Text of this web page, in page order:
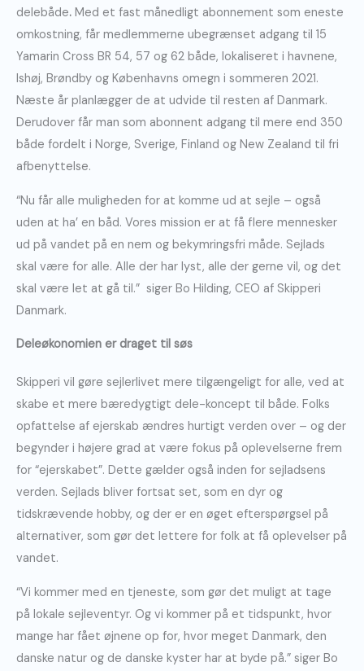
delebåde. Med et fast månedligt abonnement som eneste
omkostning, får medlemmerne ubegrænset adgang til 15
Yamarin Cross BR 54, 57 og 62 både, lokaliseret i havnene,
Ishøj, Brøndby og Københavns omegn i sommeren 2021.
Næste år planlægger de at udvide til resten af Danmark.
Derudover får man som abonnent adgang til mere end 350
både fordelt i Norge, Sverige, Finland og New Zealand til fri
afbenyttelse.
“Nu får alle muligheden for at komme ud at sejle – også
uden at ha’ en båd. Vores mission er at få flere mennesker
ud på vandet på en nem og bekymringsfri måde. Sejlads
skal være for alle. Alle der har lyst, alle der gerne vil, og det
skal være let at gå til.” siger Bo Hilding, CEO af Skipperi
Danmark.
Deleøkonomien er draget til søs
Skipperi vil gøre sejlerlivet mere tilgængeligt for alle, ved at
skabe et mere bæredygtigt dele-koncept til både. Folks
opfattelse af ejerskab ændres hurtigt verden over – og der
begynder i højere grad at være fokus på oplevelserne frem
for “ejerskabet”. Dette gælder også inden for sejladsens
verden. Sejlads bliver fortsat set, som en dyr og
tidskrævende hobby, og der er en øget efterspørgsel på
alternativer, som gør det lettere for folk at få oplevelser på
vandet.
“Vi kommer med en tjeneste, som gør det muligt at tage
på lokale sejleventyr. Og vi kommer på et tidspunkt, hvor
mange har fået øjnene op for, hvor meget Danmark, den
danske natur og de danske kyster har at byde på.” siger Bo